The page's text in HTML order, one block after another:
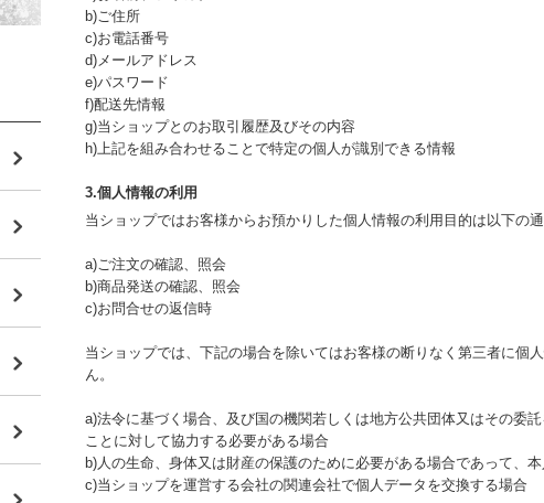
b)ご住所
c)お電話番号
d)メールアドレス
e)パスワード
f)配送先情報
g)当ショップとのお取引履歴及びその内容
h)上記を組み合わせることで特定の個人が識別できる情報
3.個人情報の利用
当ショップではお客様からお預かりした個人情報の利用目的は以下の通
a)ご注文の確認、照会
b)商品発送の確認、照会
c)お問合せの返信時
当ショップでは、下記の場合を除いてはお客様の断りなく第三者に個
ん。
a)法令に基づく場合、及び国の機関若しくは地方公共団体又はその委
ことに対して協力する必要がある場合
b)人の生命、身体又は財産の保護のために必要がある場合であって、
c)当ショップを運営する会社の関連会社で個人データを交換する場合